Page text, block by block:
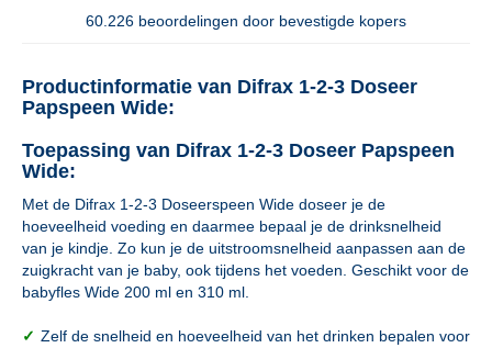
60.226 beoordelingen door bevestigde kopers
Productinformatie van Difrax 1-2-3 Doseer
Papspeen Wide:
Toepassing van Difrax 1-2-3 Doseer Papspeen
Wide:
Met de Difrax 1-2-3 Doseerspeen Wide doseer je de
hoeveelheid voeding en daarmee bepaal je de drinksnelheid
van je kindje. Zo kun je de uitstroomsnelheid aanpassen aan de
zuigkracht van je baby, ook tijdens het voeden. Geschikt voor de
babyfles Wide 200 ml en 310 ml.
✓ Zelf de snelheid en hoeveelheid van het drinken bepalen voor